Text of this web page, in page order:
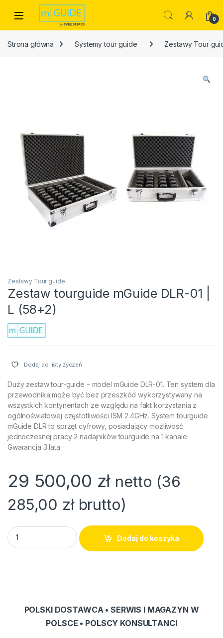
Skip to navigation
Skip to content
Open 0
Strona główna Systemy tour guide Zestawy Tour
Zestawy Tour guide
Zestaw tourguide mGuide DLR-01 |
L (58+2)
Dodaj do listy życzeń
Duży zestaw tour-guide – model mGuide DLR-01. Ten system dla
przewodnika może być bez przeszkód wykorzystywany na
wszystkich kontynentach ze względu na fakt korzystania z
ogólnoświatowej częstotliwości ISM 2.4GHz. System tourguide
mGuide DLR to sprzęt cyfrowy, posiadający możliwość
jednoczesnej pracy 2 nadajników tourguide na 1 kanale.
Gwarancja 3 lata.
29 500,00 zł netto (36
285,00 złbrutto)
Zestaw tourguide mGuide DLR-01 | L (58+2) quantity
Dodaj do koszyka
POLSKI DOSTAWCA • SERWIS I MAGAZYN W
POLSCE • POLSCY KONSULTANCI